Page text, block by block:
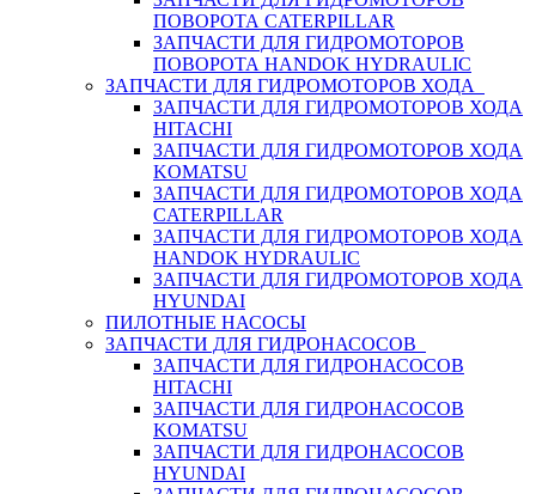
ПОВОРОТА CATERPILLAR
ЗАПЧАСТИ ДЛЯ ГИДРОМОТОРОВ
ПОВОРОТА HANDOK HYDRAULIC
ЗАПЧАСТИ ДЛЯ ГИДРОМОТОРОВ ХОДА
ЗАПЧАСТИ ДЛЯ ГИДРОМОТОРОВ ХОДА
HITACHI
ЗАПЧАСТИ ДЛЯ ГИДРОМОТОРОВ ХОДА
KOMATSU
ЗАПЧАСТИ ДЛЯ ГИДРОМОТОРОВ ХОДА
CATERPILLAR
ЗАПЧАСТИ ДЛЯ ГИДРОМОТОРОВ ХОДА
HANDOK HYDRAULIC
ЗАПЧАСТИ ДЛЯ ГИДРОМОТОРОВ ХОДА
HYUNDAI
ПИЛОТНЫЕ НАСОСЫ
ЗАПЧАСТИ ДЛЯ ГИДРОНАСОСОВ
ЗАПЧАСТИ ДЛЯ ГИДРОНАСОСОВ
HITACHI
ЗАПЧАСТИ ДЛЯ ГИДРОНАСОСОВ
KOMATSU
ЗАПЧАСТИ ДЛЯ ГИДРОНАСОСОВ
HYUNDAI